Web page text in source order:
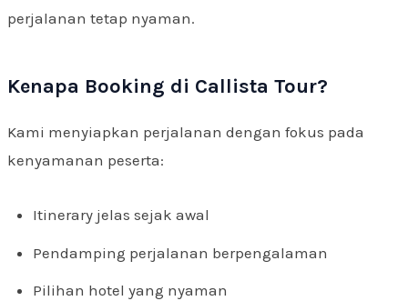
perjalanan tetap nyaman.
Kenapa Booking di Callista Tour?
Kami menyiapkan perjalanan dengan fokus pada
kenyamanan peserta:
Itinerary jelas sejak awal
Pendamping perjalanan berpengalaman
Pilihan hotel yang nyaman